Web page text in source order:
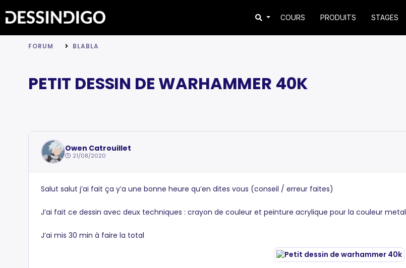
COURS PRODUITS STAGES
FORUM BLABLA
PETIT DESSIN DE WARHAMMER 40K
Owen Catrouillet
21/08/2020
Salut salut j’ai fait ça y’a une bonne heure qu’en dites vous (conseil / erreur faites)
J’ai fait ce dessin avec deux techniques : crayon de couleur et peinture acrylique pour la couleur metal
J’ai mis 30 min à faire la total